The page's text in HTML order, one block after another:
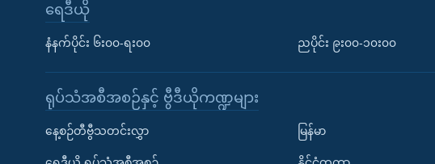
ရေဒီယို
နံနက်ပိုင်း ၆း၀၀-ရး၀၀ ညပိုင်း ၉း၀၀-၁၀း၀၀
ရုပ်သံအစီအစဉ်နှင့် ဗွီဒီယိုကဏ္ဍများ
နေ့စဉ်တီဗွီသတင်းလွှာ မြန်မာ